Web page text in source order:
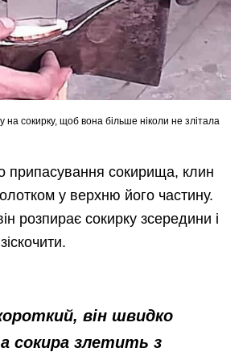
на сокирку, щоб вона більше ніколи не злітала
припасування сокирища, клин
у верхню його частину.
розпирає сокирку зсередини і
він швидко
сокира злетить з